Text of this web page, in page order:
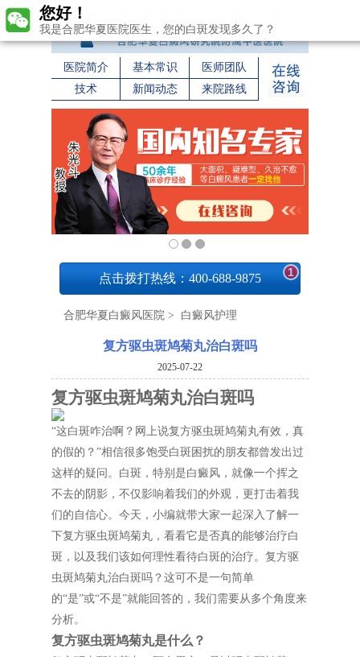
医院简介 基本常识
医师团队
技术
新闻动态 来院路线
点击拨打热线：400-688-9875 1
合肥华夏白癜风医院 > 白癜风护理
复方驱虫斑鸠菊丸治白斑吗
2025-07-22
复方驱虫斑鸠菊丸治白斑吗
“这白斑咋治啊？网上说复方驱虫斑鸠菊丸有效，真
的假的？”相信很多饱受白斑困扰的朋友都曾发出过
这样的疑问。白斑，特别是白癜风，就像一个挥之
不去的阴影，不仅影响着我们的外观，更打击着我
们的自信心。今天，小编就带大家一起深入了解一
下复方驱虫斑鸠菊丸，看看它是否真的能够治疗白
斑，以及我们该如何理性看待白斑的治疗。复方驱
虫斑鸠菊丸治白斑吗？这可不是一句简单
的“是”或“不是”就能回答的，我们需要从多个角度来
分析。
复方驱虫斑鸠菊丸是什么？
您好！
我是合肥华夏医院医生，您的白斑发现多久了？